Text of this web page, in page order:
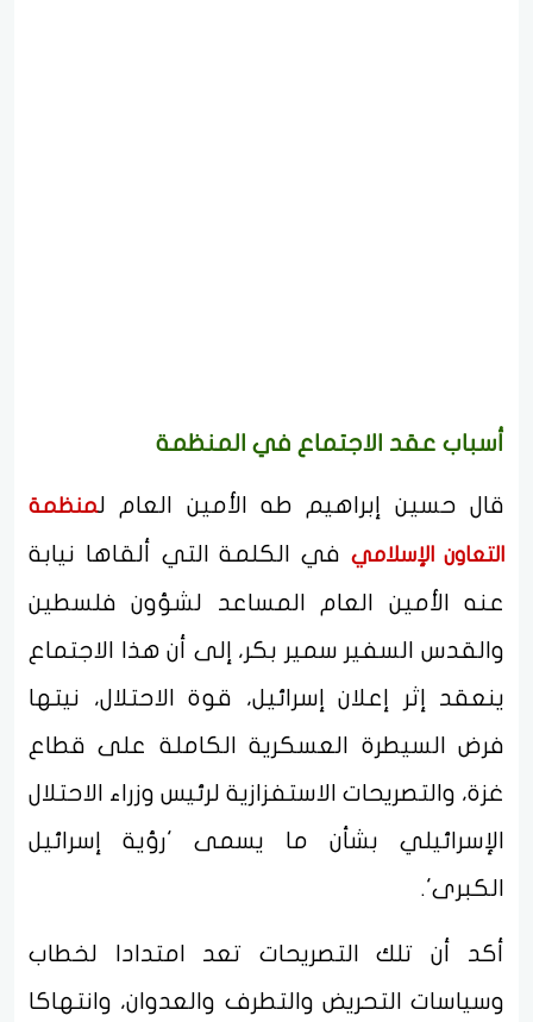
أسباب عقد الاجتماع في المنظمة
قال حسين إبراهيم طه الأمين العام لمنظمة
التعاون الإسلاميفي الكلمة التي ألقاها نيابة
عنه الأمين العام المساعد لشؤون فلسطين
والقدس السفير سمير بكر، إلى أن هذا الاجتماع
ينعقد إثر إعلان إسرائيل، قوة الاحتلال، نيتها
فرض السيطرة العسكرية الكاملة على قطاع
غزة، والتصريحات الاستفزازية لرئيس وزراء الاحتلال
الإسرائيلي بشأن ما يسمى 'رؤية إسرائيل
الكبرى'.
أكد أن تلك التصريحات تعد امتدادا لخطاب
وسياسات التحريض والتطرف والعدوان، وانتهاكا